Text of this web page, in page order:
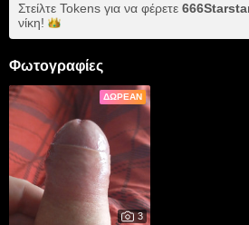
Στείλτε Tokens για να φέρετε
νίκη!
Φωτογραφίες
ΔΩΡΕΆΝ
3